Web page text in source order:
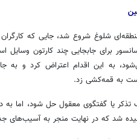
شلوغ شروع شد، جایی که
برای جابجایی چند کارتون وسایل
به این اقدام اعتراض کرد و به
دست به قمه‌کشی زد.
یا گفتگوی معقول حل شود، اما به
شد که در نهایت منجر به